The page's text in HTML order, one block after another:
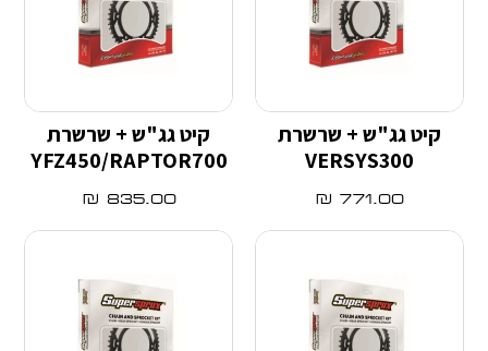
קיט גג"ש + שרשרת
VERSYS300
771.00
₪
קיט גג"ש + שרשרת
YFZ450/RAPTOR700
835.00
₪